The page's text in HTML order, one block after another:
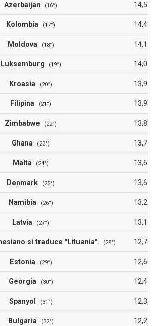
Azerbaijan (16°) 14,5
Kolombia (17°) 14,4
Moldova (18°) 14,1
Luksemburg (19°) 14,0
Kroasia (20°) 13,9
Filipina (21°) 13,9
Zimbabwe (22°) 13,8
Ghana (23°) 13,7
Malta (24°) 13,6
Denmark (25°) 13,6
Namibia (26°) 13,2
Latvia (27°) 13,1
si traduce "Lituania". (28°) 12,7
Estonia (29°) 12,6
Georgia (30°) 12,4
Spanyol (31°) 12,3
Bulgaria (32°) 12,2